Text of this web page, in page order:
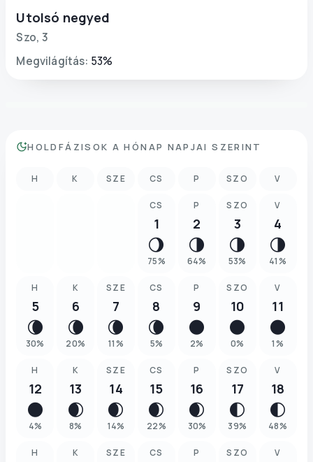
Utolsó negyed
Szo,3
Megvilágítás: 53%
HOLDFÁZISOK A HÓNAP NAPJAI SZERINT
H K SZE CS P SZO V
CS
1
🌖
75%
P
2
🌗
64%
SZO
3
🌗
53%
V
4
🌗
41 %
H
5
🌘
30%
K
6
🌘
20%
SZE
7
🌘
11 %
CS
8
🌘
5%
P
9
🌑
2%
SZO
10
🌑
0%
V
11
🌑
1 %
H
12
🌑
4%
K
13
🌒
8%
SZE
14
🌒
14%
CS
15
🌒
22%
P
16
🌒
30%
SZO
17
🌓
39%
V
18
🌓
48%
H K SZE CS P SZO V